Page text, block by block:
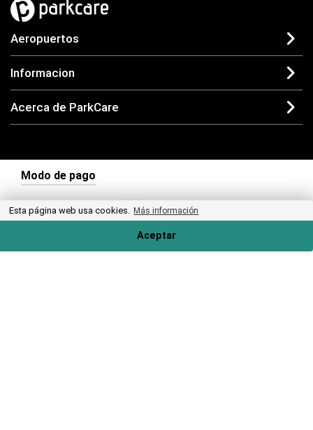
Aeropuertos
Informacion
Acerca de ParkCare
Modo de pago
Esta página web usa cookies. Más información
Aceptar